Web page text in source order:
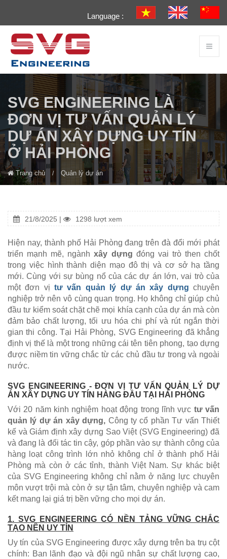
Language :
SVG ENGINEERING LÀ
ĐƠN VỊ TƯ VẤN QUẢN LÝ
DỰ ÁN XÂY DỰNG UY TÍN
Ở HẢI PHÒNG
Trang chủ Quản lý dự án
21/8/2025 | 1298 lượt xem
Hiện nay, thành phố Hải Phòng đang trên đà đổi mới phát
triển mạnh mẽ, ngànhxây dựng đóng vai trò then chốt
trong việc hình thành diện mạo đô thị và cơ sở hạ tầng
mới. Cùng với sự bùng nổ của các dự án lớn, vai trò của
một đơn vịtư vấn quản lý dự án xây dựng chuyên
nghiệp trở nên vô cùng quan trọng. Họ không chỉ giúp chủ
đầu tư kiểm soát chặt chẽ mọi khía cạnh của dự án mà còn
đảm bảo chất lượng, tối ưu hóa chi phí và rút ngắn thời
gian thi công. Tại Hải Phòng, SVG Engineering đã khẳng
định vị thế là một trong những cái tên tiên phong, tạo dựng
được niềm tin vững chắc từ các chủ đầu tư trong và ngoài
nước.
SVG ENGINEERING - ĐƠN VỊ TƯ VẤN QUẢN LÝ DỰ
ÁN XÂY DỰNG UY TÍN HÀNG ĐẦU TẠI HẢI PHÒNG
Với 20 năm kinh nghiệm hoạt động trong lĩnh vực tư vấn
quản lý dự án xây dựng, Công ty cổ phần Tư vấn Thiết
kế và Giám định xây dựng Sao Việt (SVG Engineering) đã
và đang là đối tác tin cậy, góp phần vào sự thành công của
hàng loạt công trình lớn nhỏ không chỉ ở thành phố Hải
Phòng mà còn ở các tỉnh, thành Việt Nam. Sự khác biệt
của SVG Engineering không chỉ nằm ở năng lực chuyên
môn vượt trội mà còn ở sự tận tâm, chuyên nghiệp và cam
kết mang lại giá trị bền vững cho mọi dự án.
1. SVG ENGINEERING CÓ NỀN TẢNG VỮNG CHẮC
TẠO NÊN UY TÍN
Uy tín của SVG Engineering được xây dựng trên ba trụ cột
chính: Ban lãnh đạo và đội ngũ nhân sự chất lượng cao,